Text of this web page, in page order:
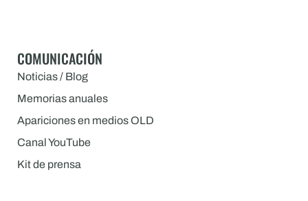
COMUNICACIÓN
Noticias / Blog
Memorias anuales
Apariciones en medios OLD
Canal YouTube
Kit de prensa